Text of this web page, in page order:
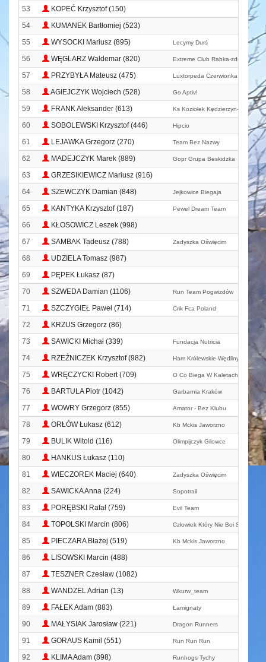
53
KOPEĆ Krzysztof (150)
54
KUMANEK Bartłomiej (523)
55
WYSOCKI Mariusz (895) Lecymy Durś
56 WĘGLARZ Waldemar (820) Extreme Club Rabka-zdrój
57 PRZYBYŁA Mateusz (475) Luxtorpeda Czerwionka
58 AGIEJCZYK Wojciech (528) Go Aptiv!
59 FRANK Aleksander (613) Ks Koziołek Kędzierzyn-koźle
60 SOBOLEWSKI Krzysztof (446) Hipcio
61 LEJAWKA Grzegorz (270) Team Bez Nazwy
62 MADEJCZYK Marek (889) Gopr Grupa Beskidzka
63
GRZESIKIEWICZ Mariusz (916)
64
SZEWCZYK Damian (848) Jejkowice Biegaja
65 KANTYKA Krzysztof (187) Pewel Dream Team
66
KŁOSOWICZ Leszek (998)
67
SAMBAK Tadeusz (788) Zadyszka Oświęcim
68
UDZIELA Tomasz (987)
69
PĘPEK Łukasz (87)
70
SZWEDA Damian (1106) Run Team Pogwizdów
71 SZCZYGIEŁ Paweł (714) Crik Fca Poland
72
KRZUS Grzegorz (86)
73
SAWICKI Michał (339) Fundacja Nutricia
74 RZEŹNICZEK Krzysztof (982) Ham Królewskie Wędliny.
75 WRĘCZYCKI Robert (709) O Co Biega W Kaletach
76 BARTULA Piotr (1042) Garbarnia Kraków
77 WOWRY Grzegorz (855) Amator - Bez Klubu
78 ORŁÓW Łukasz (612) Kb Mckis Jaworzno
79 BULIK Witold (116) Olimpijczyk Gilowce
80
HANKUS Łukasz (110)
81
WIECZOREK Maciej (640) Zadyszka Oświęcim
82 SAWICKA Anna (224) Sopotrail
83 PORĘBSKI Rafał (759) Evil Team
84 TOPOLSKI Marcin (806) Człowiek Który Nie Boi Się
85 PIECZARA Błażej (519) Kb Mckis Jaworzno
86
LISOWSKI Marcin (488)
87
TESZNER Czesław (1082)
88
WANDZEL Adrian (13) Wkurw_team
89 FAŁEK Adam (883) Łamignaty
90 MAŁYSIAK Jarosław (221) Dragon Runners
91 GORAUS Kamil (551) Run Run Run
92 KLIMA Adam (898) Runhogs Tychy